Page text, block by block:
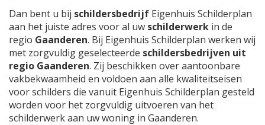
Dan bent u bij schildersbedrijf Eigenhuis Schilderplan
aan het juiste adres voor al uw schilderwerk in de
regio Gaanderen. Bij Eigenhuis Schilderplan werken wij
met zorgvuldig geselecteerde schildersbedrijven uit
regio Gaanderen. Zij beschikken over aantoonbare
vakbekwaamheid en voldoen aan alle kwaliteitseisen
voor schilders die vanuit Eigenhuis Schilderplan gesteld
worden voor het zorgvuldig uitvoeren van het
schilderwerk aan uw woning in Gaanderen.